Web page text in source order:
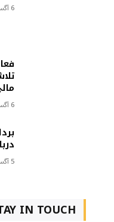
6 آگست 2026
6 آگست 2026
5 آگست 2026
IN TOUCH